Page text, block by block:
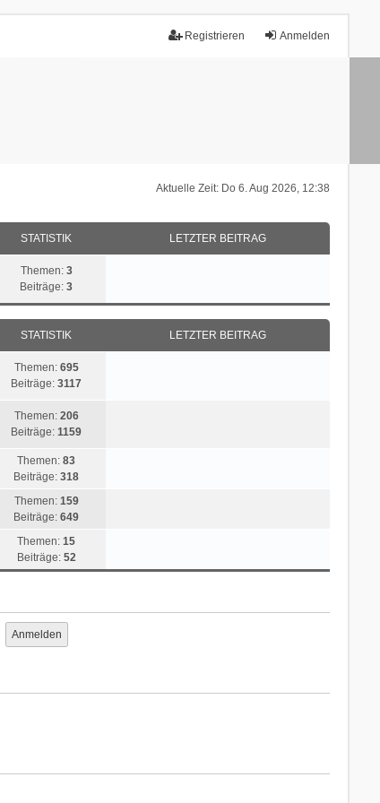
Anmelden
Registrieren
Aktuelle Zeit: Do 6. Aug 2026, 12:38
STATISTIK LETZTER BEITRAG
Themen: 3
Beiträge:3
STATISTIK LETZTER BEITRAG
Themen: 695
Beiträge:3117
Themen: 206
Beiträge:1159
Themen:83
Beiträge:318
Themen: 159
Beiträge:649
Themen:15
Beiträge: 52